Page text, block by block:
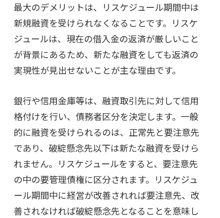
最大のデメリットは、リスケジュール期間中は
新規融資を受けられなくなることです。リスケ
ジュールは、現在の借入金の返済が厳しいこと
が背景にあるため、新たな融資をしても返済の
実現性が見出せないことが主な理由です。
銀行や信用金庫等は、融資取引先に対して信用
格付けを行い、債務者区分を決定します。一般
的に融資を受けられるのは、正常先と要注意先
であり、破綻懸念先以下は新たな融資を受けら
れません。リスケジュールをすると、要注意先
の中の要管理債権に区分されます。リスケジュ
ール期間中に経営が改善されれば要注意先、改
善されなければ破綻懸念先となることを意味し